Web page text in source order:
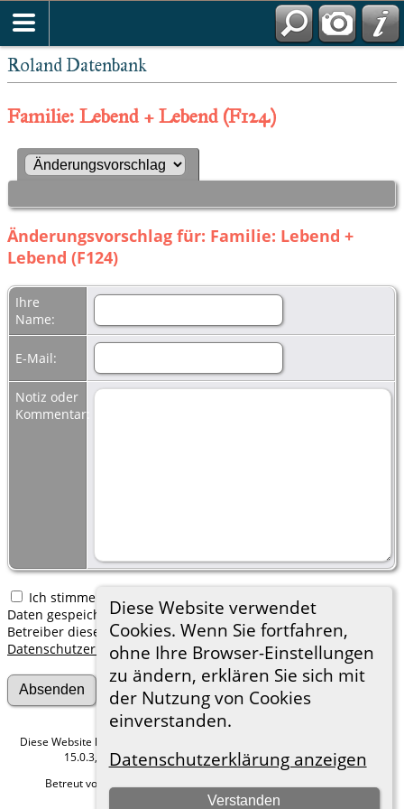
Roland Datenbank
Diese Website verwendet
Cookies. Wenn Sie fortfahren,
ohne Ihre Browser-Einstellungen
zu ändern, erklären Sie sich mit
der Nutzung von Cookies
einverstanden.
Datenschutzerklärung anzeigen
Verstanden
Familie: Lebend + Lebend (F124)
Änderungsvorschlag für: Familie: Lebend +
Lebend (F124)
Ihre
Name:
E-Mail:
Notiz oder
Kommentar:
Ich stimme zu, dass meine hier erfassten persönlichen
Daten gespeichert werden. Ich verstehe, dass ich jederzeit den
Betreiber dieser Website bitten kann, diese Daten zu löschen.
Datenschutzerklärung
Diese Website läuft mit
15.0.3, programmiert von Darrin Lythgoe © 2001-2026.
Betreut von